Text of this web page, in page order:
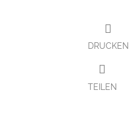
DRUCKEN
TEILEN